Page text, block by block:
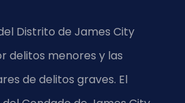
Distrito de James City
delitos menores y las
de delitos graves. El